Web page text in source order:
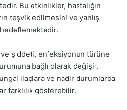
Bu etkinlikler, hastalığın
teşvik edilmesini ve yanlış
şiddeti, enfeksiyonun türüne
bağlı olarak değişir.
ilaçlara ve nadir durumlarda
farklılık gösterebilir.